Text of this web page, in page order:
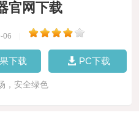
官网下载
06
下载 PC下载
，安全绿色